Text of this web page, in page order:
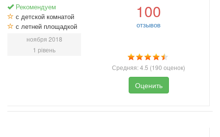
Рекомендуем
с детской комнатой
с летней площадкой
ноября 2018
1 рівень
100
отзывов
Средняя:4.5 (190 оценок)
Оценить